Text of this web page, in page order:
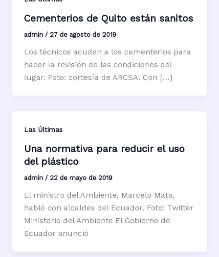
Cementerios de Quito están sanitos
admin / 27 de agosto de 2019
Los técnicos acuden a los cementerios para
hacer la revisión de las condiciones del
lugar. Foto: cortesía de ARCSA. Con […]
Las Últimas
Una normativa para reducir el uso
del plástico
admin / 22 de mayo de 2019
El ministro del Ambiente, Marcelo Mata,
habló con alcaldes del Ecuador. Foto: Twitter
Ministerio del Ambiente El Gobierno de
Ecuador anunció